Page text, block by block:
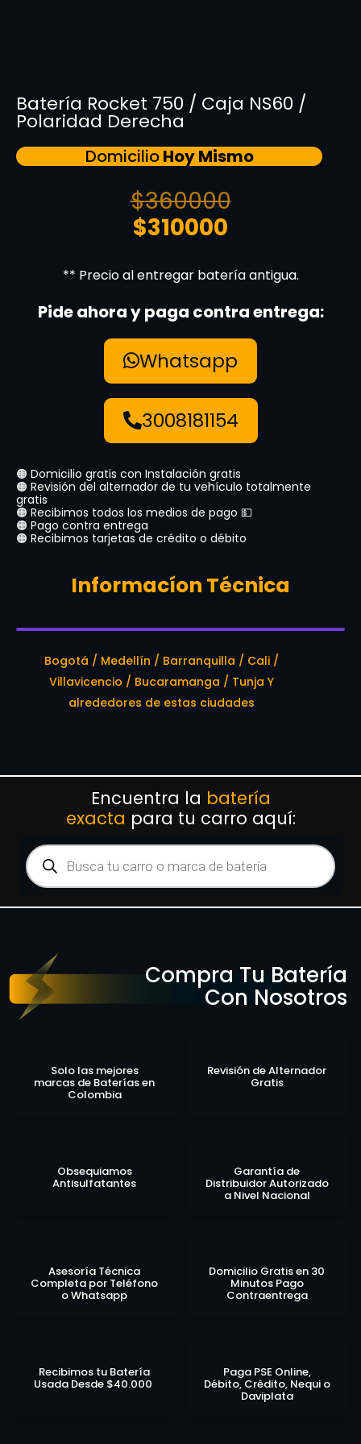
Batería Rocket 750 / Caja NS60 /
Polaridad Derecha
DomicilioHoy Mismo
$360000
$310000
** Precio al entregar batería antigua.
Pide ahora y paga contra entrega:
Whatsapp
3008181154
🟠 Domicilio gratis con Instalación gratis
🟠 Revisión del alternador de tu vehículo totalmente
gratis
🟠 Recibimos todos los medios de pago 💵
🟠 Pago contra entrega
🟠 Recibimos tarjetas de crédito o débito
Informacíon Técnica
Bogotá / Medellín / Barranquilla / Cali /
Villavicencio / Bucaramanga / Tunja Y
alrededores de estas ciudades
Encuentra la batería
exacta para tu carro aquí:
Compra Tu Batería
Con Nosotros
Solo las mejores
marcas de Baterías en
Colombia
Revisión de Alternador
Gratis
Obsequiamos
Antisulfatantes
Garantía de
Distribuidor Autorizado
a Nivel Nacional
Asesoría Técnica
Completa por Teléfono
o Whatsapp
Domicilio Gratis en 30
Minutos Pago
Contraentrega
Recibimos tu Batería
Usada Desde $40.000
Paga PSE Online,
Débito, Crédito, Nequi o
Daviplata